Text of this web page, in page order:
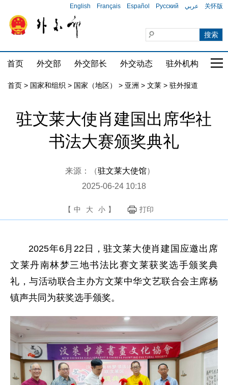
English Français Español Русский عربي 关怀版
首页 外交部 外交部长 外交动态 驻外机构 国
首页 > 国家和组织 > 国家（地区） > 亚洲 > 文莱 > 驻外报道
驻文莱大使肖建国出席华社
书法大赛颁奖典礼
来源：（驻文莱大使馆）
2025-06-24 10:18
【 中 大 小 】 打印
2025年6月22日，驻文莱大使肖建国应邀出席
文莱丹南林梦三地书法比赛文莱获奖选手颁奖典
礼，与活动联合主办方文莱中华文艺联合会主席杨
镇声共同为获奖选手颁奖。